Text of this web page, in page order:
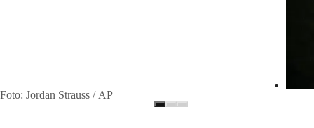
Foto: Jordan Strauss / AP